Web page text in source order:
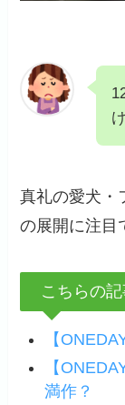
真礼の愛犬・
の展開に注目
こちらの
【
【
満作？